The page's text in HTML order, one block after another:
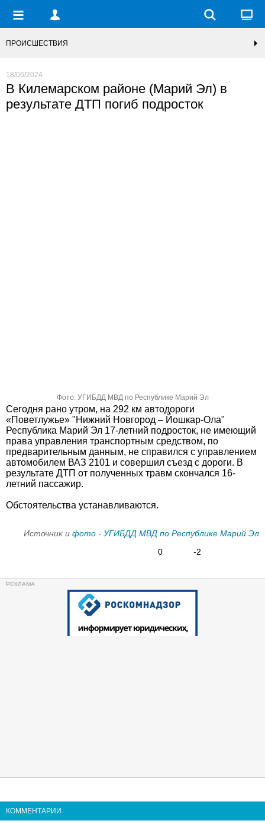
ПРОИСШЕСТВИЯ
18/06/2024
В Килемарском районе (Марий Эл) в
результате ДТП погиб подросток
Фото: УГИБДД МВД по Республике Марий Эл
Сегодня рано утром, на 292 км автодороги
«Поветлужье» "Нижний Новгород – Йошкар-Ола"
Республика Марий Эл 17-летний подросток, не имеющий
права управления транспортным средством, по
предварительным данным, не справился с управлением
автомобилем ВАЗ 2101 и совершил съезд с дороги. В
результате ДТП от полученных травм скончался 16-
летний пассажир.
Обстоятельства устанавливаются.
Источник и фото - УГИБДД МВД по Республике Марий Эл
0
-2
КОММЕНТАРИИ